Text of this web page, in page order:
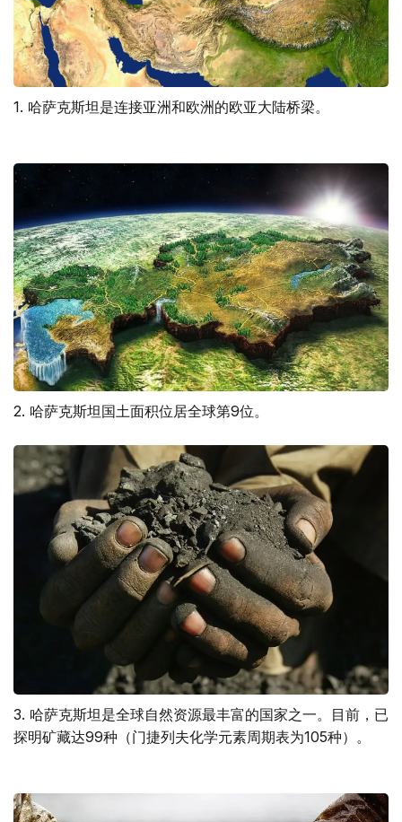
1. 哈萨克斯坦是连接亚洲和欧洲的欧亚大陆桥梁。
2. 哈萨克斯坦国土面积位居全球第9位。
3. 哈萨克斯坦是全球自然资源最丰富的国家之一。目前，已
探明矿藏达99种（门捷列夫化学元素周期表为105种）。